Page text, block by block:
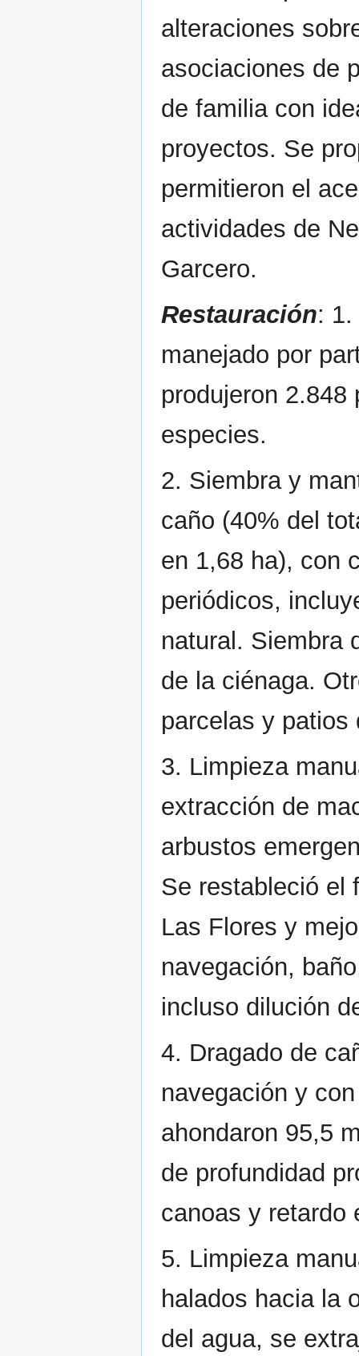
alteraciones
asociaciones de
de familia con
proyectos. Se
permitieron el
actividades de
Garcero.
Restauración:
manejado por
produjeron 2.848
especies.
2. Siembra y
caño (40% del
en 1,68 ha), con
periódicos,
natural. Siembra
de la ciénaga.
parcelas y patios
3. Limpieza
extracción de
arbustos
Se restableció el
Las Flores y
navegación,
incluso dilución
4. Dragado de
navegación y
ahondaron 95,5
de profundidad
canoas y retardo
5. Limpieza
halados hacia la
del agua, se